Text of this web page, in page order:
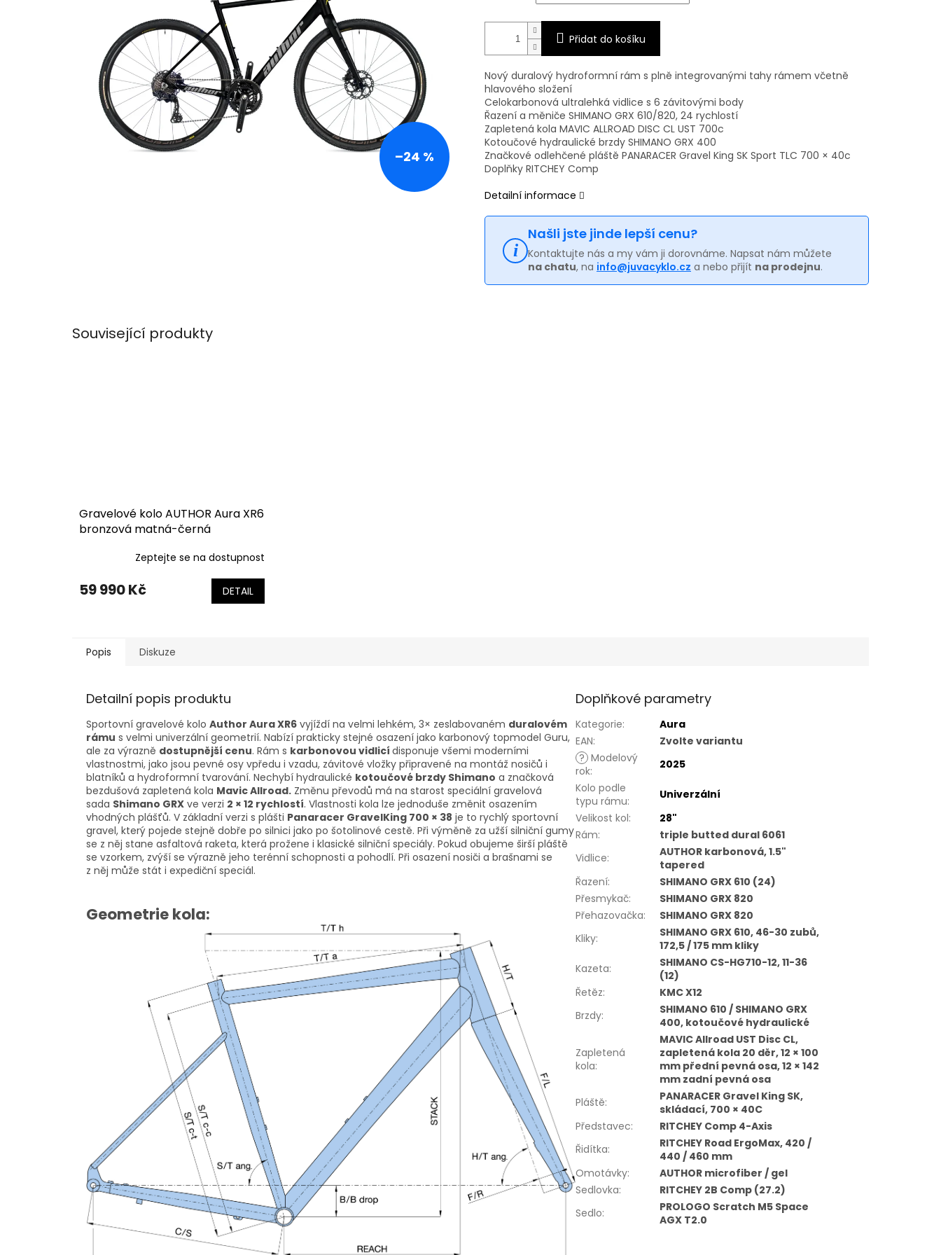
–24 %
Přidat do košíku
Nový duralový hydroformní rám s plně integrovanými tahy rámem včetně
hlavového složení
Celokarbonová ultralehká vidlice s 6 závitovými body
Řazení a měniče SHIMANO GRX 610/820, 24 rychlostí
Zapletená kola MAVIC ALLROAD DISC CL UST 700c
Kotoučové hydraulické brzdy SHIMANO GRX 400
Značkové odlehčené pláště PANARACER Gravel King SK Sport TLC 700 × 40c
Doplňky RITCHEY Comp
Detailní informace
Našli jste jinde lepší cenu?
Kontaktujte nás a my vám ji dorovnáme. Napsat nám můžete
na chatu, na info@juvacyklo.cz a nebo přijít na prodejnu.
Související produkty
Gravelové kolo AUTHOR Aura XR6
bronzová matná-černá
Zeptejte se na dostupnost
59 990 Kč DETAIL
Popis Diskuze
Detailní popis produktu
Sportovní gravelové kolo Author Aura XR6 vyjíždí na velmi lehkém, 3× zeslabovaném duralovém
rámu s velmi univerzální geometrií. Nabízí prakticky stejné osazení jako karbonový topmodel Guru,
ale za výrazně dostupnější cenu. Rám s karbonovou vidlicí disponuje všemi moderními
vlastnostmi, jako jsou pevné osy vpředu i vzadu, závitové vložky připravené na montáž nosičů i
blatníků a hydroformní tvarování. Nechybí hydraulické kotoučové brzdy Shimano a značková
bezdušová zapletená kola Mavic Allroad. Změnu převodů má na starost speciální gravelová
sada Shimano GRX ve verzi 2 × 12 rychlostí. Vlastnosti kola lze jednoduše změnit osazením
vhodných plášťů. V základní verzi s plášti Panaracer GravelKing 700 × 38 je to rychlý sportovní
gravel, který pojede stejně dobře po silnici jako po šotolinové cestě. Při výměně za užší silniční gumy
se z něj stane asfaltová raketa, která prožene i klasické silniční speciály. Pokud obujeme širší pláště
se vzorkem, zvýší se výrazně jeho terénní schopnosti a pohodlí. Při osazení nosiči a brašnami se
z něj může stát i expediční speciál.
Geometrie kola:
Doplňkové parametry
Kategorie:
Aura
EAN:
Zvolte variantu
? Modelový
rok:
2025
Kolo podle
typu rámu:
Univerzální
Velikost kol:
28"
Rám:
triple butted dural 6061
Vidlice:
AUTHOR karbonová, 1.5"
tapered
Řazení:
SHIMANO GRX 610 (24)
Přesmykač:
SHIMANO GRX 820
Přehazovačka:
SHIMANO GRX 820
Kliky:
SHIMANO GRX 610, 46-30 zubů,
172,5 / 175 mm kliky
Kazeta:
SHIMANO CS-HG710-12, 11-36
(12)
Řetěz:
KMC X12
Brzdy:
SHIMANO 610 / SHIMANO GRX
400, kotoučové hydraulické
Zapletená
kola:
MAVIC Allroad UST Disc CL,
zapletená kola 20 děr, 12 × 100
mm přední pevná osa, 12 × 142
mm zadní pevná osa
Pláště:
PANARACER Gravel King SK,
skládací, 700 × 40C
Představec:
RITCHEY Comp 4-Axis
Řidítka:
RITCHEY Road ErgoMax, 420 /
440 / 460 mm
Omotávky:
AUTHOR microfiber / gel
Sedlovka:
RITCHEY 2B Comp (27.2)
Sedlo:
PROLOGO Scratch M5 Space
AGX T2.0